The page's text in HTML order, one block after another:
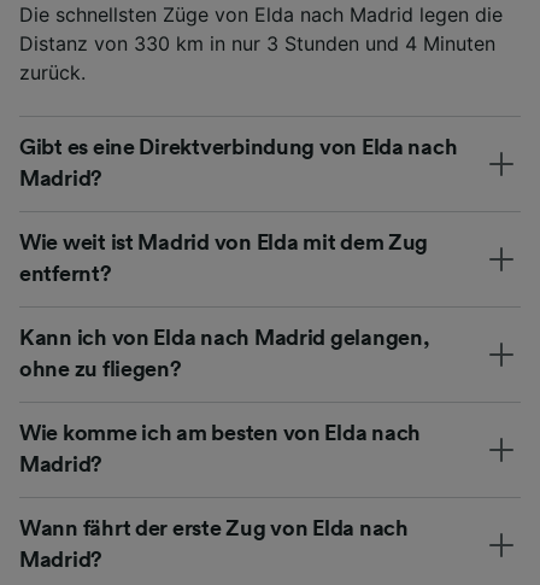
Die schnellsten Züge von Elda nach Madrid legen die
Distanz von 330 km in nur 3 Stunden und 4 Minuten
zurück.
Gibt es eine Direktverbindung von Elda nach
Madrid?
Wie weit ist Madrid von Elda mit dem Zug
entfernt?
Kann ich von Elda nach Madrid gelangen,
ohne zu fliegen?
Wie komme ich am besten von Elda nach
Madrid?
Wann fährt der erste Zug von Elda nach
Madrid?